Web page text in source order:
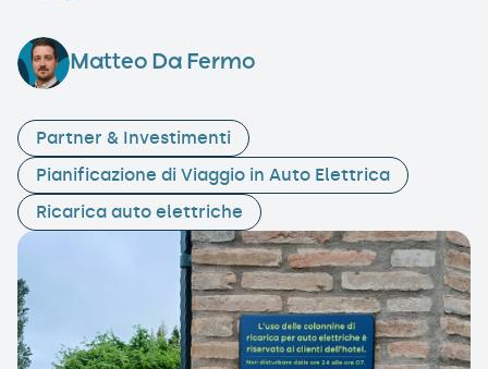
Matteo Da Fermo
Partner & Investimenti
Pianificazione di Viaggio in Auto Elettrica
Ricarica auto elettriche